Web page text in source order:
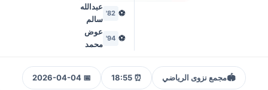
⚽
82'
عبدالله
سالم
⚽
94'
عوض
محمد
🏟️مجمع نزوى الرياضي ⏰ 18:55
📅 2026-04-04